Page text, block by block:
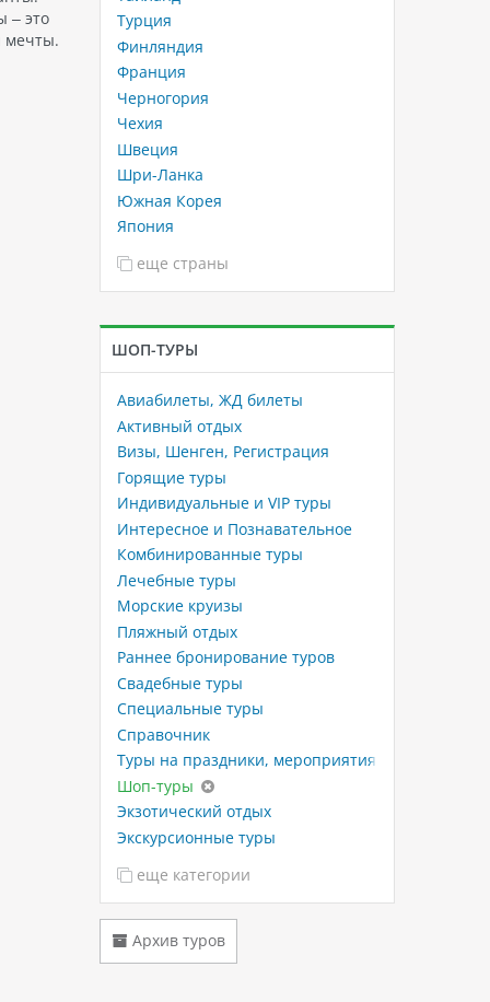
– это
мечты.
Турция
Финляндия
Франция
Черногория
Чехия
Швеция
Шри-Ланка
Южная Корея
Япония
еще страны
ШОП-ТУРЫ
Авиабилеты, ЖД билеты
Активный отдых
Визы, Шенген, Регистрация
Горящие туры
Индивидуальные и VIP туры
Интересное и Познавательное
Комбинированные туры
Лечебные туры
Морские круизы
Пляжный отдых
Раннее бронирование туров
Свадебные туры
Специальные туры
Справочник
Туры на праздники, мероприятия
Шоп-туры
Экзотический отдых
Экскурсионные туры
еще категории
Архив туров